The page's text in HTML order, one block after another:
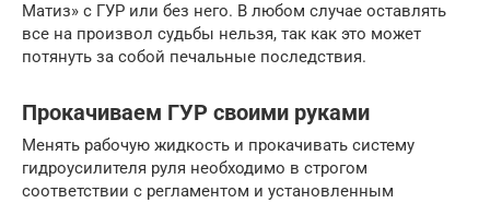
Матиз» с ГУР или без него. В любом случае оставлять
все на произвол судьбы нельзя, так как это может
потянуть за собой печальные последствия.
Прокачиваем ГУР своими руками
Менять рабочую жидкость и прокачивать систему
гидроусилителя руля необходимо в строгом
соответствии с регламентом и установленным